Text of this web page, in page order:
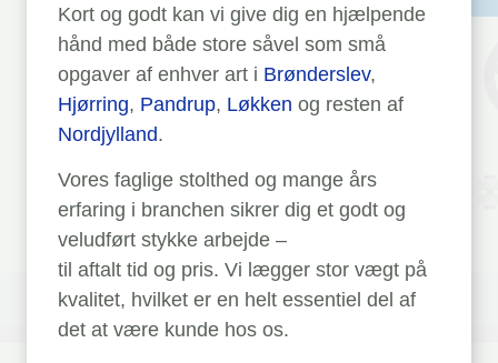
Kort og godt kan vi give dig en hjælpende
hånd med både store såvel som små
opgaver af enhver art i Brønderslev,
Hjørring, Pandrup, Løkken og resten af
Nordjylland.
Vores faglige stolthed og mange års
erfaring i branchen sikrer dig et godt og
veludført stykke arbejde –
til aftalt tid og pris. Vi lægger stor vægt på
kvalitet, hvilket er en helt essentiel del af
det at være kunde hos os.